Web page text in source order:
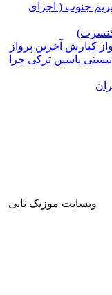
کنسرت)
کیارش آخرین پرواز
یاسین ترکی چرا
وبسایت موزیک نابی